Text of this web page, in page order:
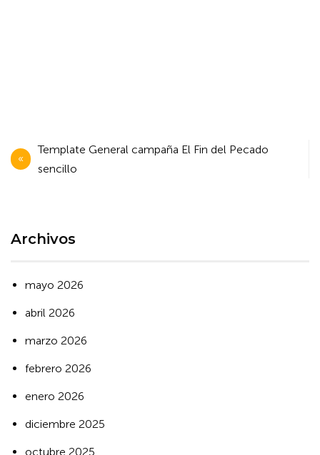
Navegación
de
Template General campaña El Fin del Pecado
sencillo
Archivos
mayo 2026
abril 2026
marzo 2026
febrero 2026
enero 2026
diciembre 2025
octubre 2025